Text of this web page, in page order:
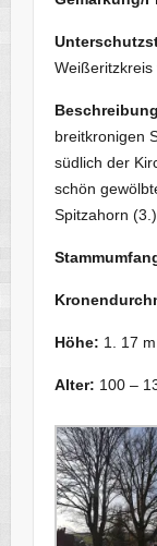
breitkronigen
südlich der
schön
Spitzahorn (3.)
Höhe: 1. 17
Alter: 100 –